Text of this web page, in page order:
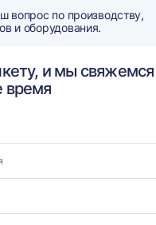
вопрос по производству,
и оборудования.
и мы
время